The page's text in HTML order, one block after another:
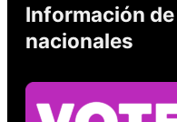
Información
nacionales